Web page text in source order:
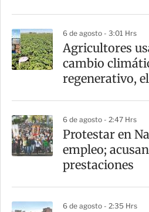
6 de agosto - 3:01 Hrs
Agricultores
cambio
regenerativo,
6 de agosto - 2:47 Hrs
Protestar en
empleo;
prestaciones
6 de agosto - 2:35 Hrs